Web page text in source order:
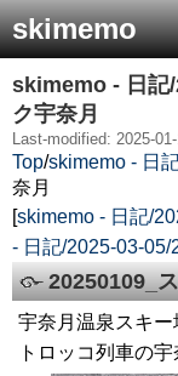
skimemo
skimemo - 日記
ク宇奈月
Last-modified: 2025-
Top/skimemo - 日
奈月
[skimemo - 日記/
- 日記/2025-03-
20250109_
宇奈月温泉スキー
トロッコ列車の